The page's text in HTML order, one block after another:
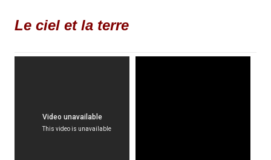
Le ciel et la terre